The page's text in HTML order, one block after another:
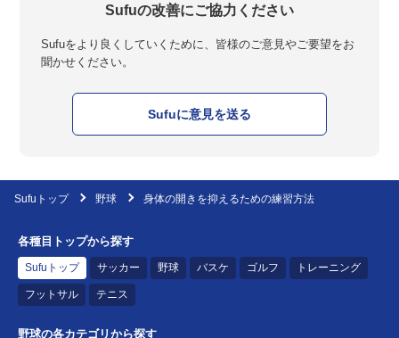
Sufuの改善にご協力ください
Sufuをより良くしていくために、皆様のご意見やご要望をお
聞かせください。
Sufuに意見を送る
Sufuトップ 野球 身体の開きを抑えるための練習方法
各種目トップから探す
Sufuトップ サッカー 野球 バスケ ゴルフ トレーニング
フットサル テニス
野球の各カテゴリから探す